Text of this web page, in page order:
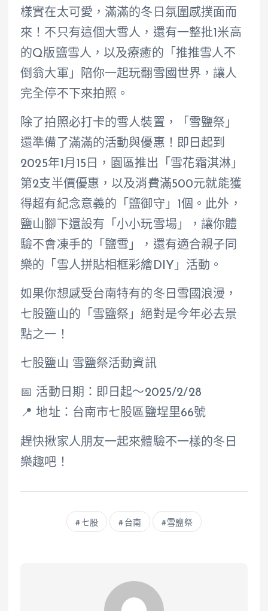
樣實在太可愛，滿滿的冬日氛圍感撲面而
來！不只有這個大雪人，還有一整批1米高
的Q版鹽雪人，以及療癒的「推推雪人不
倒翁大軍」陪你一起玩翻雪國世界，讓人
完全停不下來拍照。
除了拍照必打卡的雪人裝置，「雪鹽祭」
還準備了滿滿的活動與優惠！即日起到
2025年1月15日，園區推出「雪花霜淇淋」
第2支半價優惠，以及消費滿500元就能獲
得超有紀念意義的「鹽御守」1個。此外，
鹽山腳下還設有「小小玩雪場」，讓你體
驗不會凍手的「鹽雪」，還有適合親子同
樂的「雪人拼貼相框彩繪DIY」活動。
如果你想感受台南特有的冬日雪國浪漫，
七股鹽山的「雪鹽祭」絕對是今年必去景
點之一！
七股鹽山 雪鹽祭活動資訊
📅 活動日期：即日起～2025/2/28
📍 地址：台南市七股區鹽埕里66號
趕快揪家人朋友一起來體驗不一樣的冬日
樂趣吧！
七股 台南 雪鹽祭